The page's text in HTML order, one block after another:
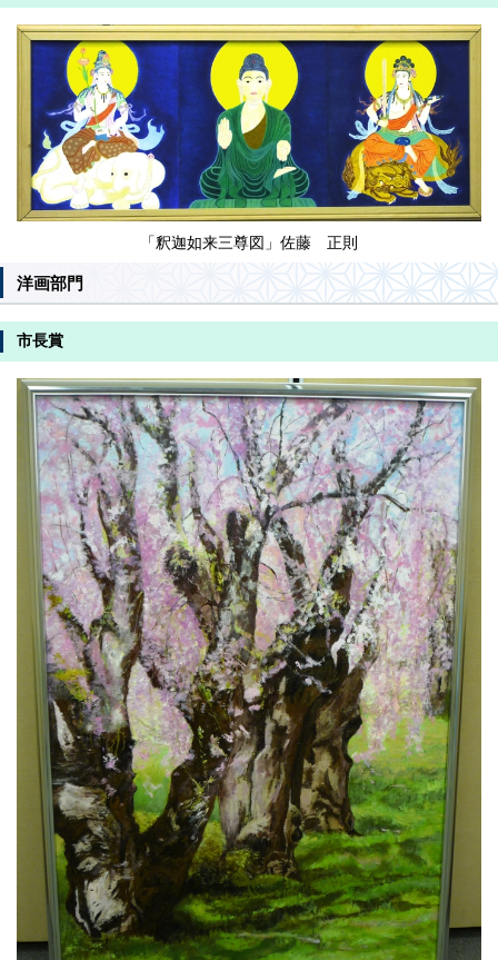
「釈迦如来三尊図」佐藤 正則
洋画部門
市長賞